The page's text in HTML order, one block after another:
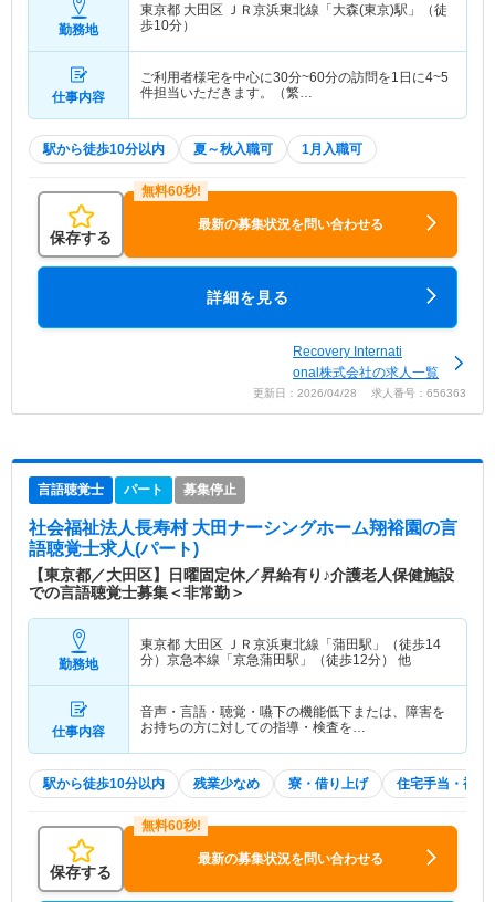
勤務地
東京都 大田区 ＪＲ京浜東北線「大森(東京)駅」（徒
歩10分）
仕事内容
ご利用者様宅を中心に30分~60分の訪問を1日に4~5
件担当いただきます。（繁…
駅から徒歩10分以内 夏～秋入職可 1月入職可
保存する
最新の募集状況を問い合わせる
詳細を見る
Recovery Internati
onal株式会社の求人一覧
更新日：2026/04/28 求人番号：656363
言語聴覚士 パート 募集停止
社会福祉法人長寿村 大田ナーシングホーム翔裕園の言
語聴覚士求人(パート)
【東京都／大田区】日曜固定休／昇給有り♪介護老人保健施設
での言語聴覚士募集＜非常勤＞
勤務地
東京都 大田区 ＪＲ京浜東北線「蒲田駅」（徒歩14
分）京急本線「京急蒲田駅」（徒歩12分） 他
仕事内容
音声・言語・聴覚・嚥下の機能低下または、障害を
お持ちの方に対しての指導・検査を…
駅から徒歩10分以内 残業少なめ 寮・借り上げ 住宅手当・補助
保存する
最新の募集状況を問い合わせる